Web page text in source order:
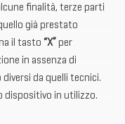
finalità, terze parti
già prestato
il tasto “X” per
in assenza di
da quelli tecnici.
dispositivo in utilizzo.